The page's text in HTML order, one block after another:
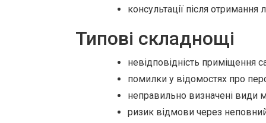
консультації після
Типові складнощі
невідповідність приміщення
помилки у відомостях про
неправильно визначені види
ризик відмови через